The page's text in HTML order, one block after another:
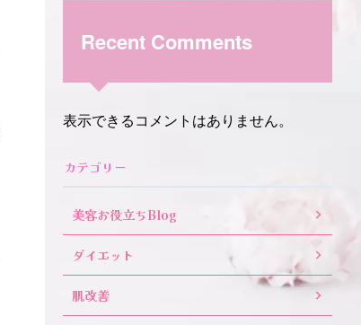
Recent Comments
表示できるコメントはありません。
カテゴリー
美容お役立ちBlog
ダイエット
肌改善